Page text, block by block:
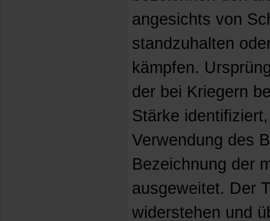
angesichts von
standzuhalten
kämpfen.
der bei Kriegern
Stärke
Verwendung des
Bezeichnung der
ausgeweitet. Der
widerstehen und